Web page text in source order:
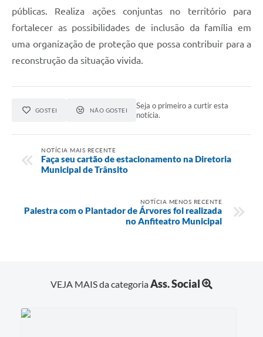
públicas. Realiza ações conjuntas no território para
fortalecer as possibilidades de inclusão da família em
uma organização de proteção que possa contribuir para a
reconstrução da situação vivida.
GOSTEI NÃO GOSTEI
Seja o primeiro a curtir esta
notícia.
NOTÍCIA MAIS RECENTE
Faça seu cartão de estacionamento na Diretoria
Municipal de Trânsito
NOTÍCIA MENOS RECENTE
Palestra com o Plantador de Árvores foi realizada
no Anfiteatro Municipal
VEJA MAIS da categoriaAss. Social